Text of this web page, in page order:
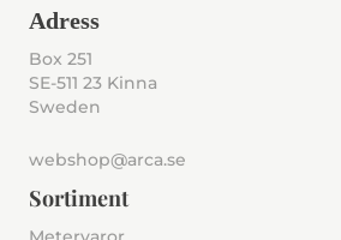
Adress
Box 251
SE-511 23 Kinna
Sweden
webshop@arca.se
Sortiment